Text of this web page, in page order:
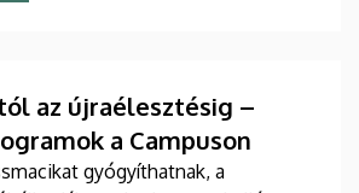
a világ egyik legrangosabb
Egyetem egyetemi tanára.
az újraélesztésig –
a Campuson
gyógyíthatnak, a